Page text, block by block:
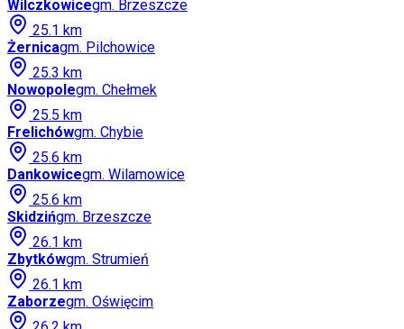
Wilczkowicegm. Brzeszcze
25.1 km
Żernicagm. Pilchowice
25.3 km
Nowopolegm. Chełmek
25.5 km
Frelichówgm. Chybie
25.6 km
Dankowicegm. Wilamowice
25.6 km
Skidzińgm. Brzeszcze
26.1 km
Zbytkówgm. Strumień
26.1 km
Zaborzegm. Oświęcim